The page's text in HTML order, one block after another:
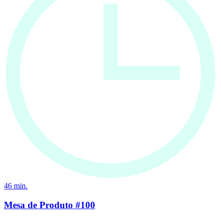
46 min.
Mesa de Produto #100